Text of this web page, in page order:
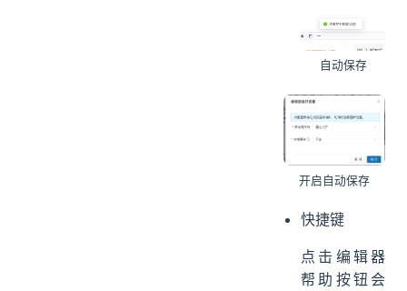
自动保存
开启自动保存
快捷键
点击编辑器
帮助按钮会